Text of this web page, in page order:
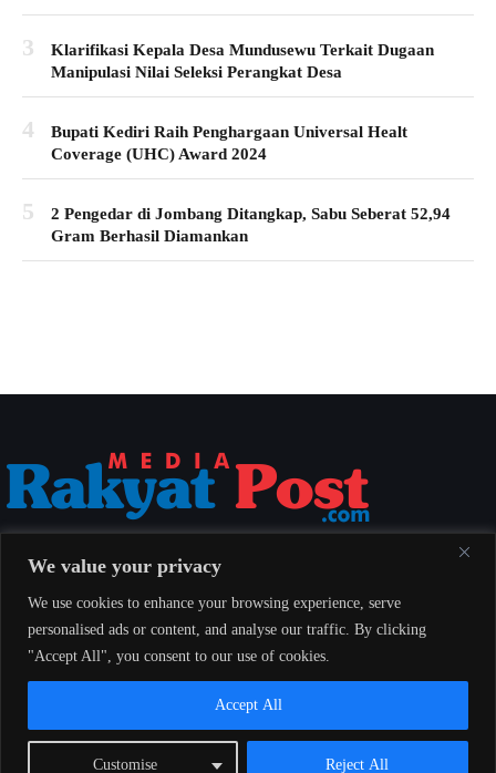
We value your privacy
We use cookies to enhance your browsing experience, serve
personalised ads or content, and analyse our traffic. By clicking
"Accept All", you consent to our use of cookies.
Customise Reject All
Accept All
3
Klarifikasi Kepala Desa Mundusewu Terkait Dugaan
Manipulasi Nilai Seleksi Perangkat Desa
4
Bupati Kediri Raih Penghargaan Universal Healt
Coverage (UHC) Award 2024
5
2 Pengedar di Jombang Ditangkap, Sabu Seberat 52,94
Gram Berhasil Diamankan
berimbang untuk seluruh masyarakat Indonesia.
© 2026 Media Rakyat Post — Seluruh hak cipta dilindungi undang-